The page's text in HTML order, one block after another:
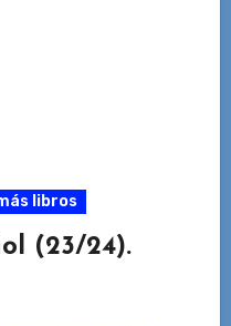
libros
(23/24).